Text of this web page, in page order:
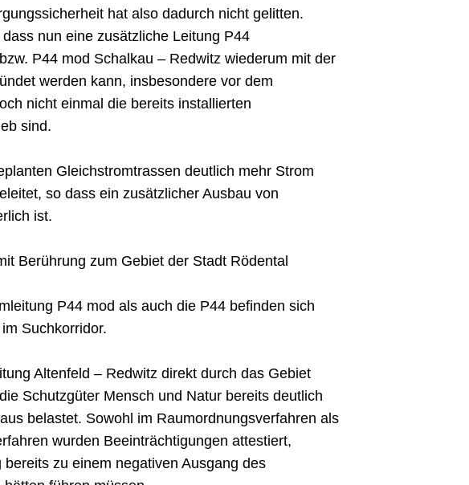
hat also dadurch nicht gelitten.
nun eine zusätzliche Leitung P44
P44 mod Schalkau – Redwitz wiederum mit der
werden kann, insbesondere vor dem
nicht einmal die bereits installierten
sind.
Gleichstromtrassen deutlich mehr Strom
so dass ein zusätzlicher Ausbau von
ist.
Berührung zum Gebiet der Stadt Rödental
P44 mod als auch die P44 befinden sich
Suchkorridor.
Altenfeld – Redwitz direkt durch das Gebiet
Schutzgüter Mensch und Natur bereits deutlich
belastet. Sowohl im Raumordnungsverfahren als
wurden Beeinträchtigungen attestiert,
zu einem negativen Ausgang des